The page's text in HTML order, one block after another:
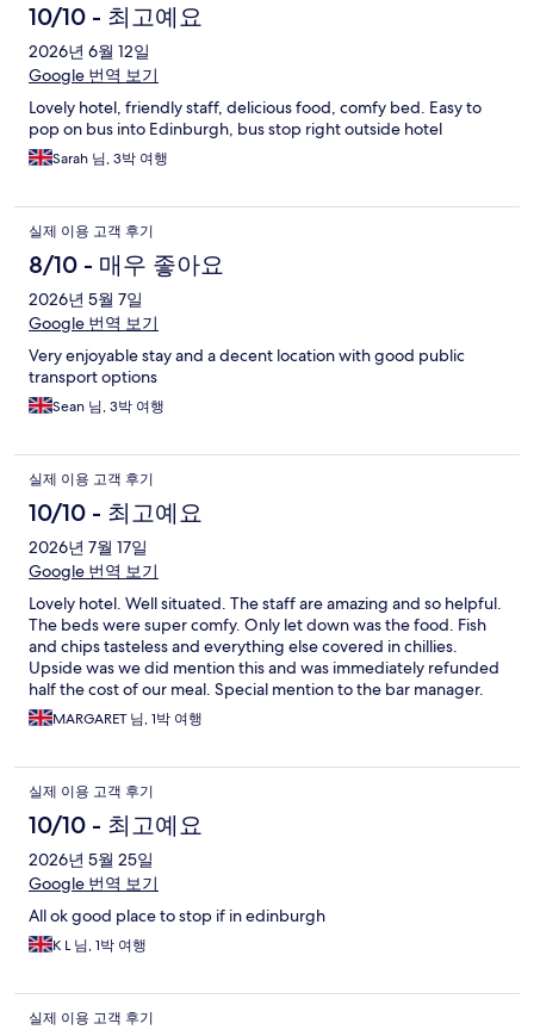
10/10 - 최고예요
2026년 6월 12일
Google 번역 보기
Lovely hotel, friendly staff, delicious food, comfy bed. Easy to
pop on bus into Edinburgh, bus stop right outside hotel
Sarah 님, 3박 여행
실제 이용 고객 후기
8/10 - 매우 좋아요
2026년 5월 7일
Google 번역 보기
Very enjoyable stay and a decent location with good public
transport options
Sean 님, 3박 여행
실제 이용 고객 후기
10/10 - 최고예요
2026년 7월 17일
Google 번역 보기
Lovely hotel. Well situated. The staff are amazing and so helpful.
The beds were super comfy. Only let down was the food. Fish
and chips tasteless and everything else covered in chillies.
Upside was we did mention this and was immediately refunded
half the cost of our meal. Special mention to the bar manager.
He was extremely polite and helpful. Would definitely stay
again, but would eat out.
MARGARET 님, 1박 여행
실제 이용 고객 후기
10/10 - 최고예요
2026년 5월 25일
Google 번역 보기
All ok good place to stop if in edinburgh
K L 님, 1박 여행
실제 이용 고객 후기